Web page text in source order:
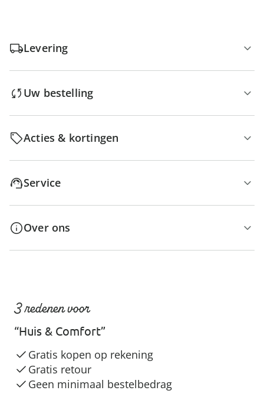
Levering
Uw bestelling
Acties & kortingen
Service
Over ons
3 redenen voor
“Huis & Comfort”
Gratis kopen op rekening
Gratis retour
Geen minimaal bestelbedrag